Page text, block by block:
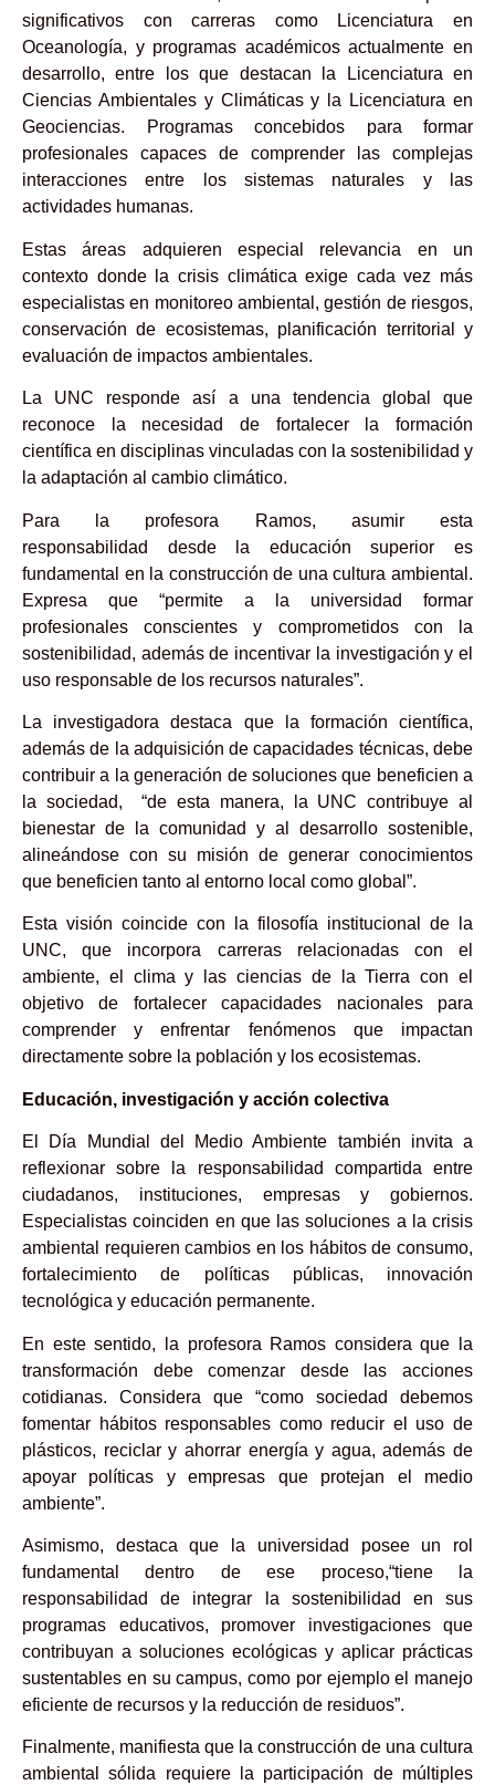
significativos con carreras como Licenciatura en
Oceanología, y programas académicos actualmente en
desarrollo, entre los que destacan la Licenciatura en
Ciencias Ambientales y Climáticas y la Licenciatura en
Geociencias. Programas concebidos para formar
profesionales capaces de comprender las complejas
interacciones entre los sistemas naturales y las
actividades humanas.
Estas áreas adquieren especial relevancia en un
contexto donde la crisis climática exige cada vez más
especialistas en monitoreo ambiental, gestión de riesgos,
conservación de ecosistemas, planificación territorial y
evaluación de impactos ambientales.
La UNC responde así a una tendencia global que
reconoce la necesidad de fortalecer la formación
científica en disciplinas vinculadas con la sostenibilidad y
la adaptación al cambio climático.
Para la profesora Ramos, asumir esta
responsabilidad desde la educación superior es
fundamental en la construcción de una cultura ambiental.
Expresa que “permite a la universidad formar
profesionales conscientes y comprometidos con la
sostenibilidad, además de incentivar la investigación y el
uso responsable de los recursos naturales”.
La investigadora destaca que la formación científica,
además de la adquisición de capacidades técnicas, debe
contribuir a la generación de soluciones que beneficien a
la sociedad, “de esta manera, la UNC contribuye al
bienestar de la comunidad y al desarrollo sostenible,
alineándose con su misión de generar conocimientos
que beneficien tanto al entorno local como global”.
Esta visión coincide con la filosofía institucional de la
UNC, que incorpora carreras relacionadas con el
ambiente, el clima y las ciencias de la Tierra con el
objetivo de fortalecer capacidades nacionales para
comprender y enfrentar fenómenos que impactan
directamente sobre la población y los ecosistemas.
Educación, investigación y acción colectiva
El Día Mundial del Medio Ambiente también invita a
reflexionar sobre la responsabilidad compartida entre
ciudadanos, instituciones, empresas y gobiernos.
Especialistas coinciden en que las soluciones a la crisis
ambiental requieren cambios en los hábitos de consumo,
fortalecimiento de políticas públicas, innovación
tecnológica y educación permanente.
En este sentido, la profesora Ramos considera que la
transformación debe comenzar desde las acciones
cotidianas. Considera que “como sociedad debemos
fomentar hábitos responsables como reducir el uso de
plásticos, reciclar y ahorrar energía y agua, además de
apoyar políticas y empresas que protejan el medio
ambiente”.
Asimismo, destaca que la universidad posee un rol
fundamental dentro de ese proceso,“tiene la
responsabilidad de integrar la sostenibilidad en sus
programas educativos, promover investigaciones que
contribuyan a soluciones ecológicas y aplicar prácticas
sustentables en su campus, como por ejemplo el manejo
eficiente de recursos y la reducción de residuos”.
Finalmente, manifiesta que la construcción de una cultura
ambiental sólida requiere la participación de múltiples